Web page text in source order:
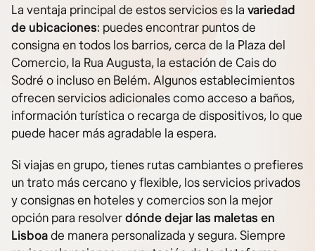
La ventaja principal de estos servicios es la variedad
de ubicaciones: puedes encontrar puntos de
consigna en todos los barrios, cerca de la Plaza del
Comercio, la Rua Augusta, la estación de Cais do
Sodré o incluso en Belém. Algunos establecimientos
ofrecen servicios adicionales como acceso a baños,
información turística o recarga de dispositivos, lo que
puede hacer más agradable la espera.
Si viajas en grupo, tienes rutas cambiantes o prefieres
un trato más cercano y flexible, los servicios privados
y consignas en hoteles y comercios son la mejor
opción para resolverdónde dejar las maletas en
Lisboade manera personalizada y segura. Siempre